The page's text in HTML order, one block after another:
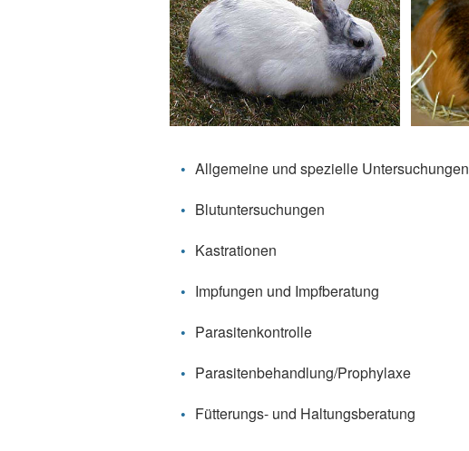
Allgemeine und spezielle Untersuchungen
Blutuntersuchungen
Kastrationen
Impfungen und Impfberatung
Parasitenkontrolle
Parasitenbehandlung/Prophylaxe
Fütterungs- und Haltungsberatung